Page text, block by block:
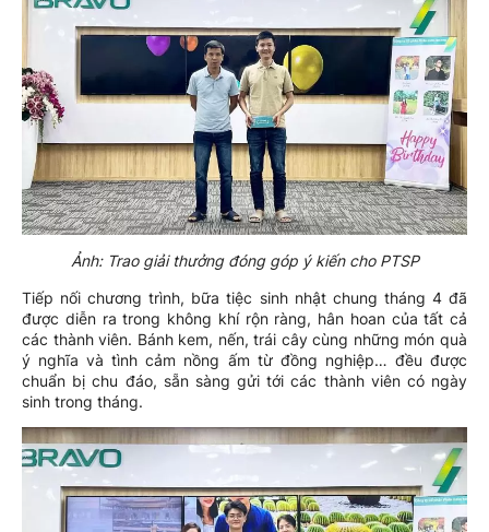
Ảnh: Trao giải thưởng đóng góp ý kiến cho PTSP
Tiếp nối chương trình, bữa tiệc sinh nhật chung tháng 4 đã
được diễn ra trong không khí rộn ràng, hân hoan của tất cả
các thành viên. Bánh kem, nến, trái cây cùng những món quà
ý nghĩa và tình cảm nồng ấm từ đồng nghiệp… đều được
chuẩn bị chu đáo, sẵn sàng gửi tới các thành viên có ngày
sinh trong tháng.